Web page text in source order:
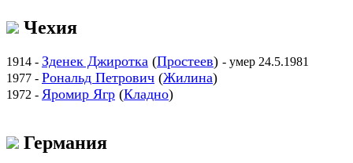
Чехия
1914 - Зденек Джиротка (Простеев) - умер 24.5.1981
1977 - Рональд Петрович (Жилина)
1972 - Яромир Ягр (Кладно)
Германия